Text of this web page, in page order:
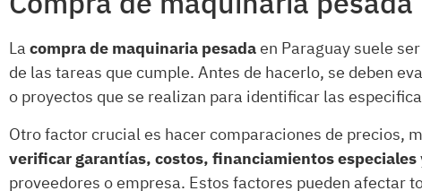
Lacompra de maquinaria pesadaen Paraguay suele
de las tareas que cumple. Antes de hacerlo, se deben
o proyectos que se realizan para identificar las
Otro factor crucial es hacer comparaciones de precios,
verificar garantías, costos, financiamientos especiales
proveedores o empresa. Estos factores pueden afectar